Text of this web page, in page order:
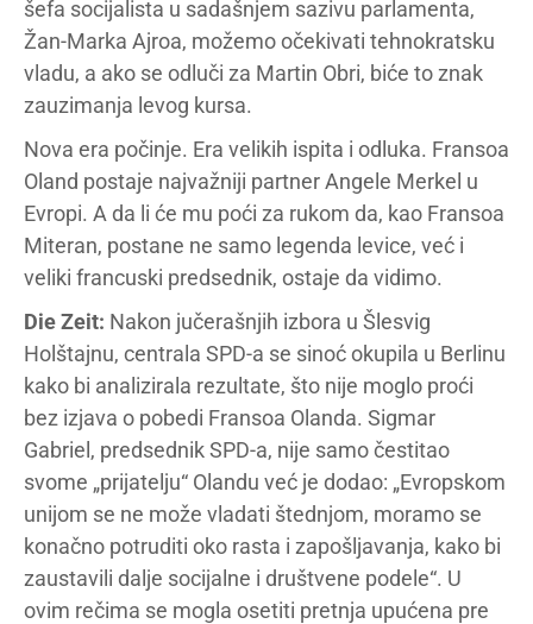
šefa socijalista u sadašnjem sazivu parlamenta,
Žan-Marka Ajroa, možemo očekivati tehnokratsku
vladu, a ako se odluči za Martin Obri, biće to znak
zauzimanja levog kursa.
Nova era počinje. Era velikih ispita i odluka. Fransoa
Oland postaje najvažniji partner Angele Merkel u
Evropi. A da li će mu poći za rukom da, kao Fransoa
Miteran, postane ne samo legenda levice, već i
veliki francuski predsednik, ostaje da vidimo.
Die Zeit: Nakon jučerašnjih izbora u Šlesvig
Holštajnu, centrala SPD-a se sinoć okupila u Berlinu
kako bi analizirala rezultate, što nije moglo proći
bez izjava o pobedi Fransoa Olanda. Sigmar
Gabriel, predsednik SPD-a, nije samo čestitao
svome „prijatelju“ Olandu već je dodao: „Evropskom
unijom se ne može vladati štednjom, moramo se
konačno potruditi oko rasta i zapošljavanja, kako bi
zaustavili dalje socijalne i društvene podele“. U
ovim rečima se mogla osetiti pretnja upućena pre